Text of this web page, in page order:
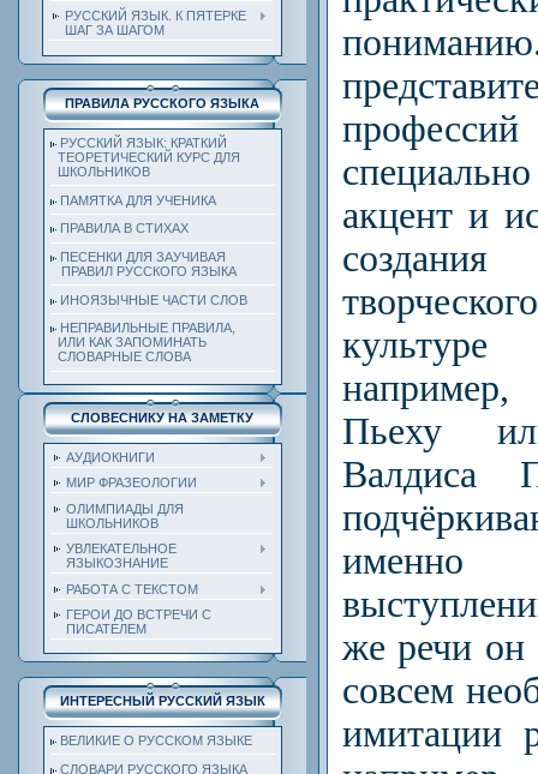
РУССКИЙ ЯЗЫК. К ПЯТЕРКЕ
ШАГ ЗА ШАГОМ
ПРАВИЛА РУССКОГО ЯЗЫКА
РУССКИЙ ЯЗЫК: КРАТКИЙ
ТЕОРЕТИЧЕСКИЙ КУРС ДЛЯ
ШКОЛЬНИКОВ
ПАМЯТКА ДЛЯ УЧЕНИКА
ПРАВИЛА В СТИХАХ
ПЕСЕНКИ ДЛЯ ЗАУЧИВАЯ
ПРАВИЛ РУССКОГО ЯЗЫКА
ИНОЯЗЫЧНЫЕ ЧАСТИ СЛОВ
НЕПРАВИЛЬНЫЕ ПРАВИЛА,
ИЛИ КАК ЗАПОМИНАТЬ
СЛОВАРНЫЕ СЛОВА
СЛОВЕСНИКУ НА ЗАМЕТКУ
АУДИОКНИГИ
МИР ФРАЗЕОЛОГИИ
ОЛИМПИАДЫ ДЛЯ
ШКОЛЬНИКОВ
УВЛЕКАТЕЛЬНОЕ
ЯЗЫКОЗНАНИЕ
РАБОТА С ТЕКСТОМ
ГЕРОИ ДО ВСТРЕЧИ С
ПИСАТЕЛЕМ
ИНТЕРЕСНЫЙ РУССКИЙ ЯЗЫК
ВЕЛИКИЕ О РУССКОМ ЯЗЫКЕ
СЛОВАРИ РУССКОГО ЯЗЫКА
акцент и
культуре
Пьеху
Валдиса
же речи он
совсем
имитации